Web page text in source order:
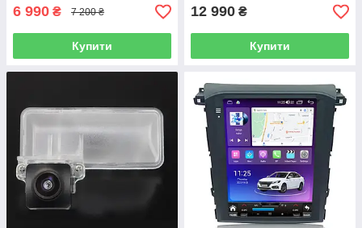
6 990 ₴ 7 200 ₴
Купити
12 990 ₴
Купити